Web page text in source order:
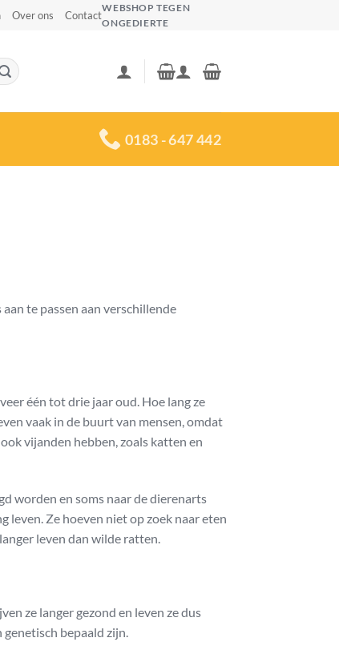
Over ons Contact
WEBSHOP TEGEN
ONGEDIERTE
0183 - 647 442
te passen aan verschillende
één tot drie jaar oud. Hoe lang ze
vaak in de buurt van mensen, omdat
vijanden hebben, zoals katten en
worden en soms naar de dierenarts
leven. Ze hoeven niet op zoek naar eten
leven dan wilde ratten.
ze langer gezond en leven ze dus
bepaald zijn.